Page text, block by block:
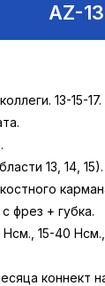
AZ-13
13-15-17.
13, 14, 15).
фрез + губка.
15-40 Нсм.,
коннект